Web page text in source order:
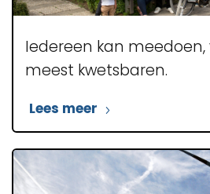
Iedereen kan meedoen,
meest kwetsbaren.
Lees meer